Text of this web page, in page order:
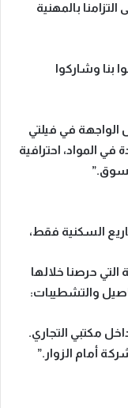
بالمهنية
بنا وشاركوا
الواجهة في فيلتي
في المواد، احترافية
السكنية فقط،
حرصنا خلالها
والتشطيبات:
مكتبي التجاري.
أمام الزوار.”